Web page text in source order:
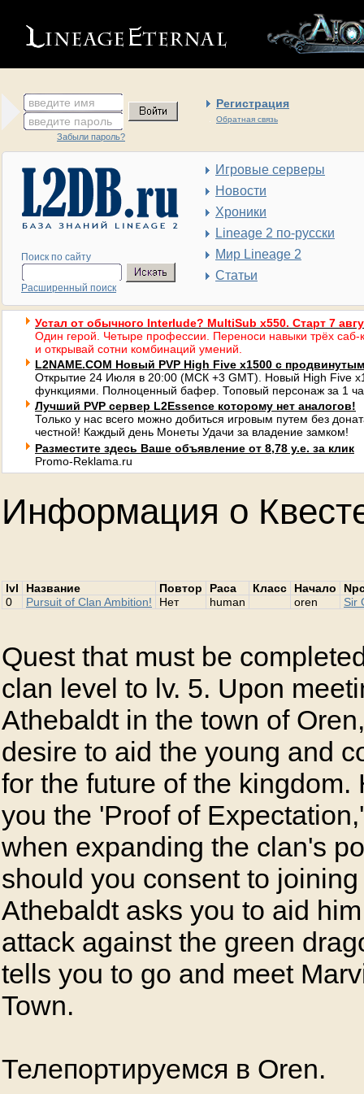
введите имя Регистрация
Обратная связь
введите пароль
Забыли пароль?
Поиск по сайту
Расширенный поиск
Игровые серверы
Новости
Хроники
Lineage 2 по-русски
Мир Lineage 2
Статьи
Устал от обычного Interlude? MultiSub x550. Старт 7
Один герой. Четыре профессии. Переноси навыки трёх саб-
и открывай сотни комбинаций умений.
L2NAME.COM Новый PVP High Five x1500 с
Открытие 24 Июля в 20:00 (МСК +3 GMT). Новый High Five
функциями. Полноценный бафер. Топовый персонаж за 1
Лучший PVP сервер L2Essence которому нет аналогов!
Только у нас всего можно добиться игровым путем без
честной! Каждый день Монеты Удачи за владение замком!
Разместите здесь Ваше объявление от 8,78 у.е. за клик
Promo-Reklama.ru
Информация о
lvl Название Повтор Раса Класс Начало
0
Pursuit of Clan Ambition! Нет human oren Sir
Quest that must be
clan level to lv. 5. Upon
Athebaldt in the town of
desire to aid the young and
for the future of the kingdom.
you the 'Proof of
when expanding the clan's
should you consent to
Athebaldt asks you to aid
attack against the green
tells you to go and meet
Town.
Телепортируемся в Oren.